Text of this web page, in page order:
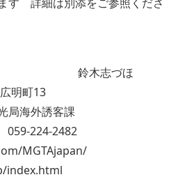
づほ
明町13
海外誘客課
224-2482
MGTAjapan/
index.html